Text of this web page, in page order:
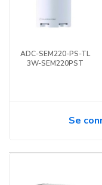
ADC-SEM220-PS-TL
3W-SEM220PST
Se